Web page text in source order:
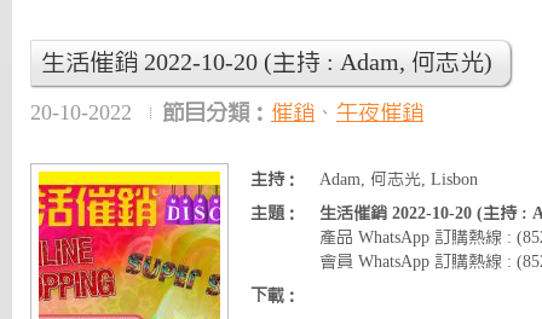
生活催銷 2022-10-20 (主持 : Adam, 何志光)
20-10-2022 節目分類： 催銷 、 午夜催銷
主持：
Adam, 何志光, Lisbon
主題：
生活催銷 2022-10-20 (主持 :
產品 WhatsApp 訂購熱線 :
會員 WhatsApp 訂購熱線 :
下載：